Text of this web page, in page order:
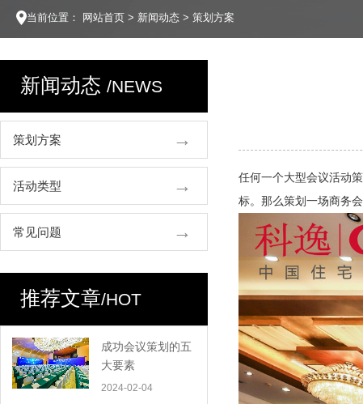
当前位置： 网站首页> 新闻动态> 策划方案
新闻动态 /NEWS
策划方案
活动类型
常见问题
推荐文章/HOT
成功会议策划的五
大要素
2024-02-04
任何一个大型会议活动
标。那么策划一场商务